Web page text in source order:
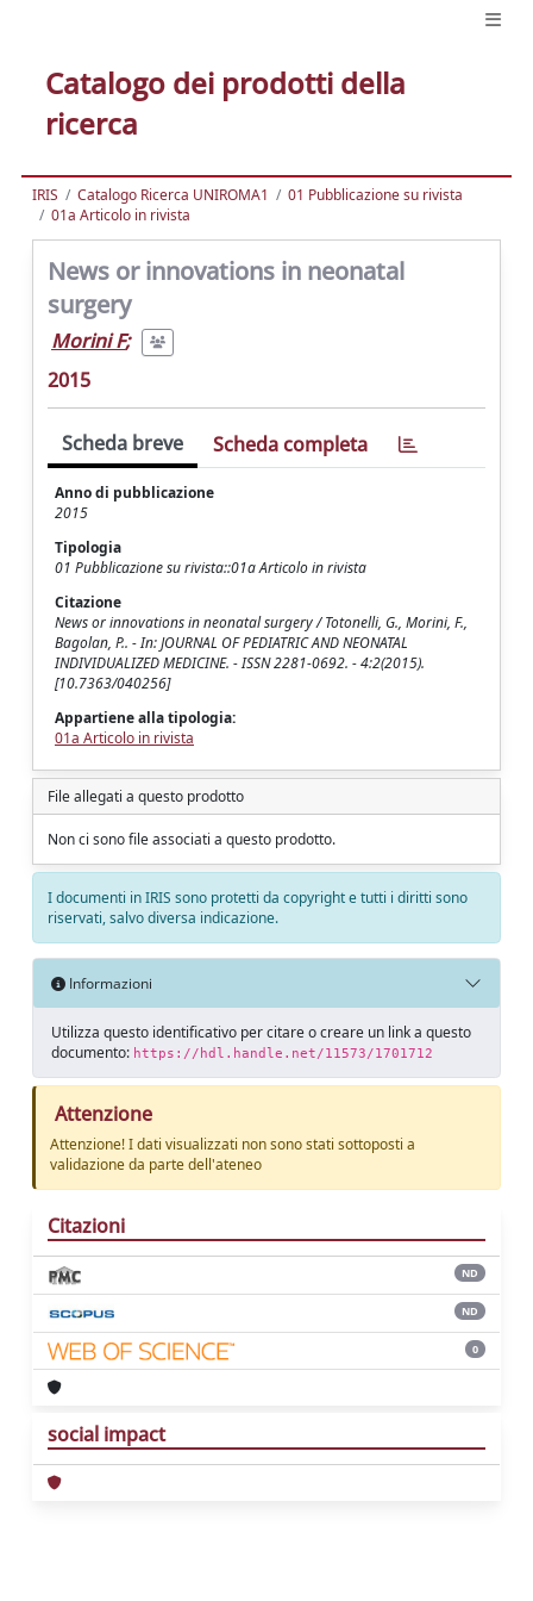
Catalogo dei prodotti della
ricerca
IRIS Catalogo Ricerca UNIROMA1
01 Pubblicazione su rivista
01a Articolo in rivista
News or innovations in neonatal
surgery
Morini F;
2015
Scheda breve Scheda completa
Anno di pubblicazione
2015
Tipologia
01 Pubblicazione su rivista::01a Articolo in rivista
Citazione
News or innovations in neonatal surgery / Totonelli, G., Morini, F.,
Bagolan, P.. - In: JOURNAL OF PEDIATRIC AND NEONATAL
INDIVIDUALIZED MEDICINE. - ISSN 2281-0692. - 4:2(2015).
[10.7363/040256]
Appartiene alla tipologia:
01a Articolo in rivista
File allegati a questo prodotto
Non ci sono file associati a questo prodotto.
I documenti in IRIS sono protetti da copyright e tutti i diritti sono
riservati, salvo diversa indicazione.
Informazioni
Utilizza questo identificativo per citare o creare un link a questo
documento: https://hdl.handle.net/11573/1701712
Attenzione
Attenzione! I dati visualizzati non sono stati sottoposti a
validazione da parte dell'ateneo
Citazioni
ND
ND
0
social impact